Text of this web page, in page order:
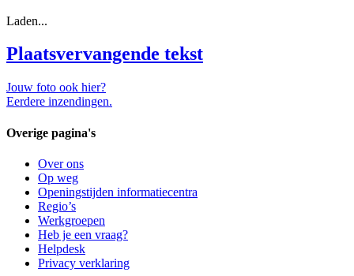
Laden...
Plaatsvervangende tekst
Jouw foto ook hier?
Eerdere inzendingen.
Overige pagina's
Over ons
Op weg
Openingstijden informatiecentra
Regio’s
Werkgroepen
Heb je een vraag?
Helpdesk
Privacy verklaring